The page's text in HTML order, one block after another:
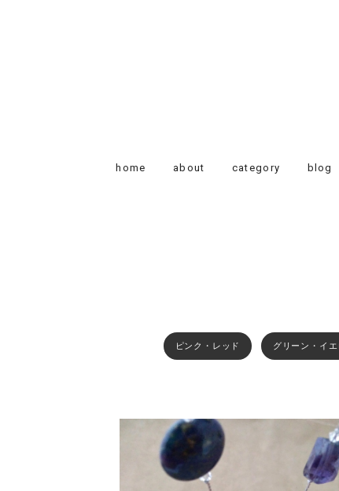
home about category blog
ピンク・レッド グリーン・イエ